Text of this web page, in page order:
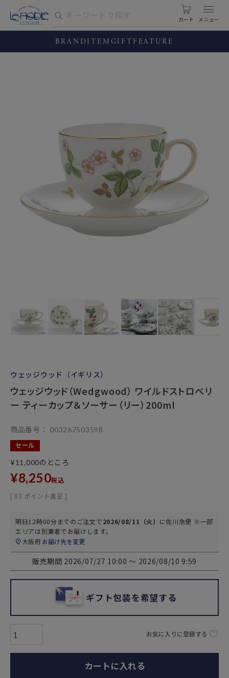
カート
BRANDITEM GIFT FEATURE
ウェッジウッド（イギリス）
ウェッジウッド（Wedgwood） ワイルドストロベリ
ー ティーカップ＆ソーサー（リー）200ml
商品番号 003267503598
セール
¥11,000のところ
¥8,250税込
[ 83 ポイント進呈 ]
明日12時00分までのご注文で2026/08/11（火） に佐川急便 ※一部
エリアは別業者でお届けします。
大阪府お届け先を変更
販売期間 2026/07/27 10:00 〜 2026/08/10 9:59
ギフト包装を希望する
お気に入りに登録する
カートに入れる